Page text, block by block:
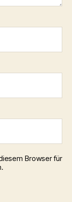
Browser für